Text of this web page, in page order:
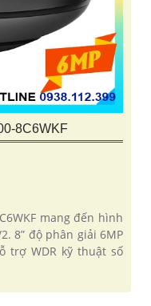
8C6WKF
mang đến hình
8” độ phân giải 6MP
trợ WDR kỹ thuật số